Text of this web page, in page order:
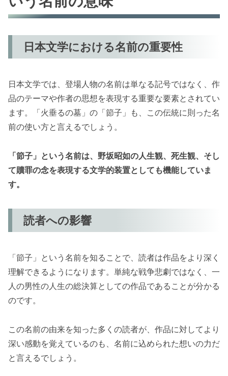
日本文学における名前の重要性
日本文学では、登場人物の名前は単なる記号ではなく、作
品のテーマや作者の思想を表現する重要な要素とされてい
ます。「火垂るの墓」の「節子」も、この伝統に則った名
前の使い方と言えるでしょう。
「節子」という名前は、野坂昭如の人生観、死生観、そし
て贖罪の念を表現する文学的装置としても機能していま
す。
読者への影響
「節子」という名前を知ることで、読者は作品をより深く
理解できるようになります。単純な戦争悲劇ではなく、一
人の男性の人生の総決算としての作品であることが分かる
のです。
この名前の由来を知った多くの読者が、作品に対してより
深い感動を覚えているのも、名前に込められた想いの力だ
と言えるでしょう。